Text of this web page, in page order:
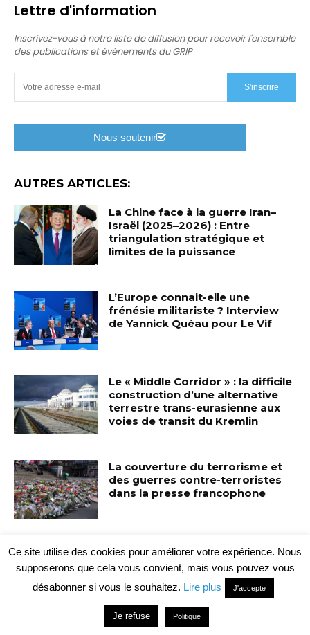
Lettre d'information
Inscrivez-vous à notre liste de diffusion pour recevoir l'ensemble
des publications et événements du GRIP
S'inscrire
Nous soutenir
AUTRES ARTICLES:
La Chine face à la guerre Iran–
Israël (2025–2026) : Entre
triangulation stratégique et
limites de la puissance
L’Europe connait-elle une
frénésie militariste ? Interview
de Yannick Quéau pour Le Vif
Le « Middle Corridor » : la difficile
construction d’une alternative
terrestre trans-eurasienne aux
voies de transit du Kremlin
La couverture du terrorisme et
des guerres contre-terroristes
dans la presse francophone
Au BEDEX, le premier salon
belge de la défense, l’industrie
de l’armement fait son
autopromotion
Ce site utilise des cookies pour améliorer votre expérience. Nous
supposerons que cela vous convient, mais vous pouvez vous
désabonner si vous le souhaitez. Lire plus J'accepte
Je refuse Politique